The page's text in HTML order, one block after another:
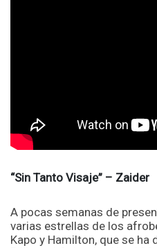
“Sin Tanto Visaje” – Zaider
A pocas semanas de
varias estrellas de los
Kapo y Hamilton, que se ha